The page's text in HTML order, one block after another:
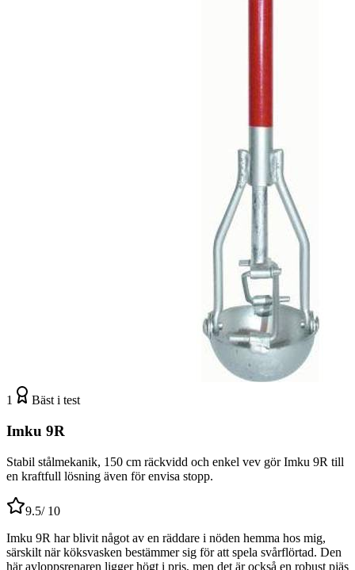
1 Bäst i test
Imku 9R
Stabil stålmekanik, 150 cm räckvidd och enkel vev gör Imku 9R till
en kraftfull lösning även för envisa stopp.
9.5/ 10
Imku 9R har blivit något av en räddare i nöden hemma hos mig,
särskilt när köksvasken bestämmer sig för att spela svårflörtad. Den
här avloppsrenaren ligger högt i pris, men det är också en robust pjäs